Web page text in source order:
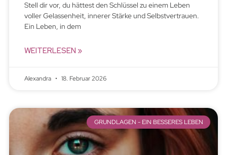
Stell dir vor, du hättest den Schlüssel zu einem Leben
voller Gelassenheit, innerer Stärke und Selbstvertrauen.
Ein Leben, in dem
WEITERLESEN »
Alexandra 18. Februar 2026
GRUNDLAGEN - EIN BESSERES LEBEN